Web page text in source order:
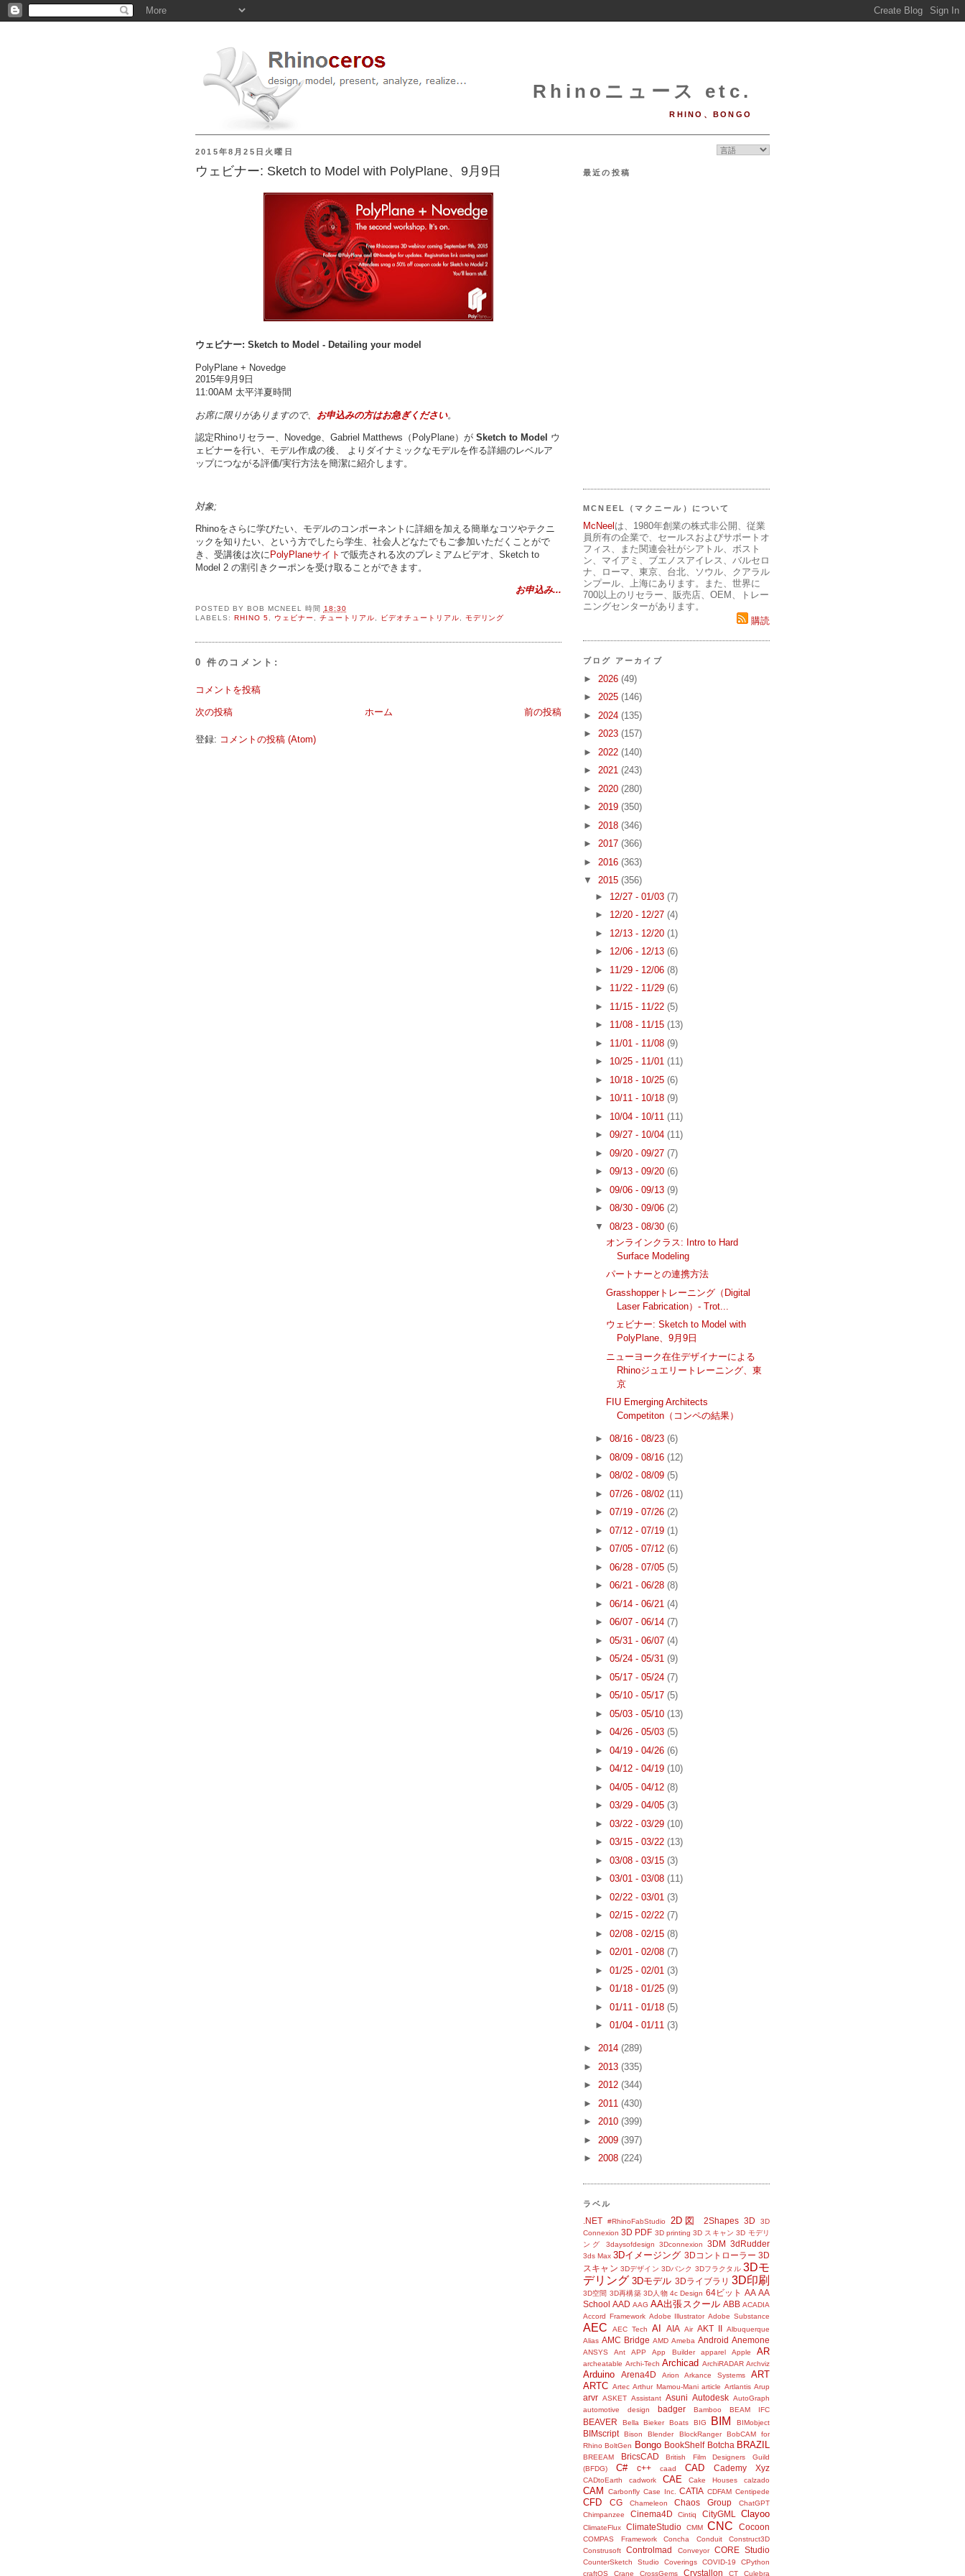
Rhinoニュース etc.
RHINO、BONGO
2015年8月25日火曜日
ウェビナー: Sketch to Model with PolyPlane、9月9日
ウェビナー: Sketch to Model - Detailing your model
PolyPlane + Novedge
2015年9月9日
11:00AM 太平洋夏時間
お席に限りがありますので、 お申込みの方はお急ぎください。
認定Rhinoリセラー、Novedge、Gabriel Matthews（PolyPlane）が Sketch to Model ウ
ェビナーを行い、モデル作成の後、 よりダイナミックなモデルを作る詳細のレベルア
ップにつながる評価/実行方法を簡潔に紹介します。
対象;
Rhinoをさらに学びたい、モデルのコンポーネントに詳細を加える簡単なコツやテクニ
ックを知りたい、という方でしたら学生、社会人どなたでもご参加いただくことがで
き、受講後は次に PolyPlaneサイト で販売される次のプレミアムビデオ、Sketch to
Model 2 の割引きクーポンを受け取ることができます。
お申込み...
POSTED BY BOB MCNEEL 時間
18:30
LABELS: RHINO 5 ウェビナー チュートリアル ビデオチュートリアル モデリング
0 件のコメント:
コメントを投稿
次の投稿 前の投稿
ホーム
登録: コメントの投稿 (Atom)
最近の投稿
MCNEEL（マクニール）について
McNeelは、1980年創業の株式非公開、従業
員所有の企業で、セールスおよびサポートオ
フィス、また関連会社がシアトル、ボスト
ン、マイアミ、ブエノスアイレス、バルセロ
ナ、ローマ、東京、台北、ソウル、クアラル
ンプール、上海にあります。また、世界に
700以上のリセラー、販売店、OEM、トレー
ニングセンターがあります。
購読
ブログ アーカイブ
► 2026 (49)
► 2025 (146)
► 2024 (135)
► 2023 (157)
► 2022 (140)
► 2021 (243)
► 2020 (280)
► 2019 (350)
► 2018 (346)
► 2017 (366)
► 2016 (363)
▼ 2015 (356)
► 12/27 - 01/03 (7)
► 12/20 - 12/27 (4)
► 12/13 - 12/20 (1)
► 12/06 - 12/13 (6)
► 11/29 - 12/06 (8)
► 11/22 - 11/29 (6)
► 11/15 - 11/22 (5)
► 11/08 - 11/15 (13)
► 11/01 - 11/08 (9)
► 10/25 - 11/01 (11)
► 10/18 - 10/25 (6)
► 10/11 - 10/18 (9)
► 10/04 - 10/11 (11)
► 09/27 - 10/04 (11)
► 09/20 - 09/27 (7)
► 09/13 - 09/20 (6)
► 09/06 - 09/13 (9)
► 08/30 - 09/06 (2)
▼ 08/23 - 08/30 (6)
オンラインクラス: Intro to Hard
Surface Modeling
パートナーとの連携方法
Grasshopperトレーニング（Digital
Laser Fabrication）- Trot...
ウェビナー: Sketch to Model with
PolyPlane、9月9日
ニューヨーク在住デザイナーによる
Rhinoジュエリートレーニング、東
京
FIU Emerging Architects
Competiton（コンペの結果）
► 08/16 - 08/23 (6)
► 08/09 - 08/16 (12)
► 08/02 - 08/09 (5)
► 07/26 - 08/02 (11)
► 07/19 - 07/26 (2)
► 07/12 - 07/19 (1)
► 07/05 - 07/12 (6)
► 06/28 - 07/05 (5)
► 06/21 - 06/28 (8)
► 06/14 - 06/21 (4)
► 06/07 - 06/14 (7)
► 05/31 - 06/07 (4)
► 05/24 - 05/31 (9)
► 05/17 - 05/24 (7)
► 05/10 - 05/17 (5)
► 05/03 - 05/10 (13)
► 04/26 - 05/03 (5)
► 04/19 - 04/26 (6)
► 04/12 - 04/19 (10)
► 04/05 - 04/12 (8)
► 03/29 - 04/05 (3)
► 03/22 - 03/29 (10)
► 03/15 - 03/22 (13)
► 03/08 - 03/15 (3)
► 03/01 - 03/08 (11)
► 02/22 - 03/01 (3)
► 02/15 - 02/22 (7)
► 02/08 - 02/15 (8)
► 02/01 - 02/08 (7)
► 01/25 - 02/01 (3)
► 01/18 - 01/25 (9)
► 01/11 - 01/18 (5)
► 01/04 - 01/11 (3)
► 2014 (289)
► 2013 (335)
► 2012 (344)
► 2011 (430)
► 2010 (399)
► 2009 (397)
► 2008 (224)
ラベル
.NET #RhinoFabStudio 2D図 2Shapes 3D
3D
Connexion 3D PDF 3D printing 3D スキャン 3D モデリ
ング
3daysofdesign 3Dconnexion 3DM 3dRudder
3ds Max 3Dイメージング 3Dコントローラー 3D
スキャン 3Dデザイン 3Dバンク 3Dフラクタル 3Dモ
デリング 3Dモデル 3Dライブラリ 3D印刷
3D空間 3D再構築 3D人物 4c Design 64ビット AA AA
School AAD AAG AA出張スクール ABB ACADIA
Accord Framework Adobe Illustrator Adobe Substance
AEC AEC Tech AI AIA Air AKT II
Albuquerque
Alias AMC Bridge AMD Ameba Android Anemone
ANSYS Ant APP App Builder apparel Apple AR
archeatable Archi-Tech Archicad ArchiRADAR Archviz
Arduino Arena4D Arion Arkance Systems
ART
ARTC Artec Arthur Mamou-Mani article Artlantis Arup
arvr ASKET Assistant Asuni Autodesk AutoGraph
automotive design
badger Bamboo BEAM IFC
BEAVER Bella Bieker Boats BIG BIM BIMobject
BIMscript Bison Blender BlockRanger
BobCAM for
Rhino BoltGen Bongo BookShelf Botcha BRAZIL
BREEAM BricsCAD
British Film Designers Guild
(BFDG)
C# c++ caad CAD Cademy Xyz
CADtoEarth cadwork CAE Cake Houses calzado
CAM Carbonfly Case Inc. CATIA CDFAM Centipede
CFD CG Chameleon Chaos Group
ChatGPT
Chimpanzee
Cinema4D Cintiq CityGML Clayoo
ClimateFlux ClimateStudio CMM CNC Cocoon
COMPAS Framework Concha Conduit
Construct3D
Construsoft
Controlmad Conveyor CORE Studio
CounterSketch Studio Coverings COVID-19
CPython
craftOS
Crane CrossGems Crystallon CT Culebra